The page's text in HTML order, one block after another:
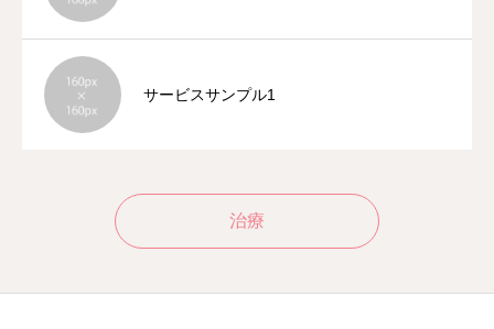
サービスサンプル1
治療